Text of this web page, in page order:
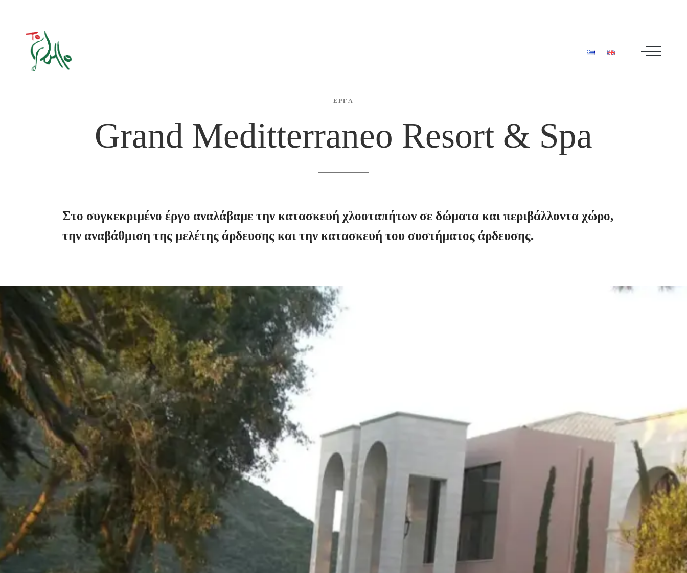
ΕΡΓΑ
Grand Meditterraneo Resort & Spa
Στο συγκεκριμένο έργο αναλάβαμε την κατασκευή χλοοταπήτων σε δώματα και περιβάλλοντα χώρο,
την αναβάθμιση της μελέτης άρδευσης και την κατασκευή του συστήματος άρδευσης.